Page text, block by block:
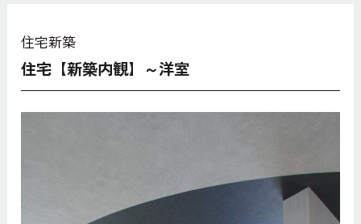
住宅新築
住宅【新築内観】～洋室